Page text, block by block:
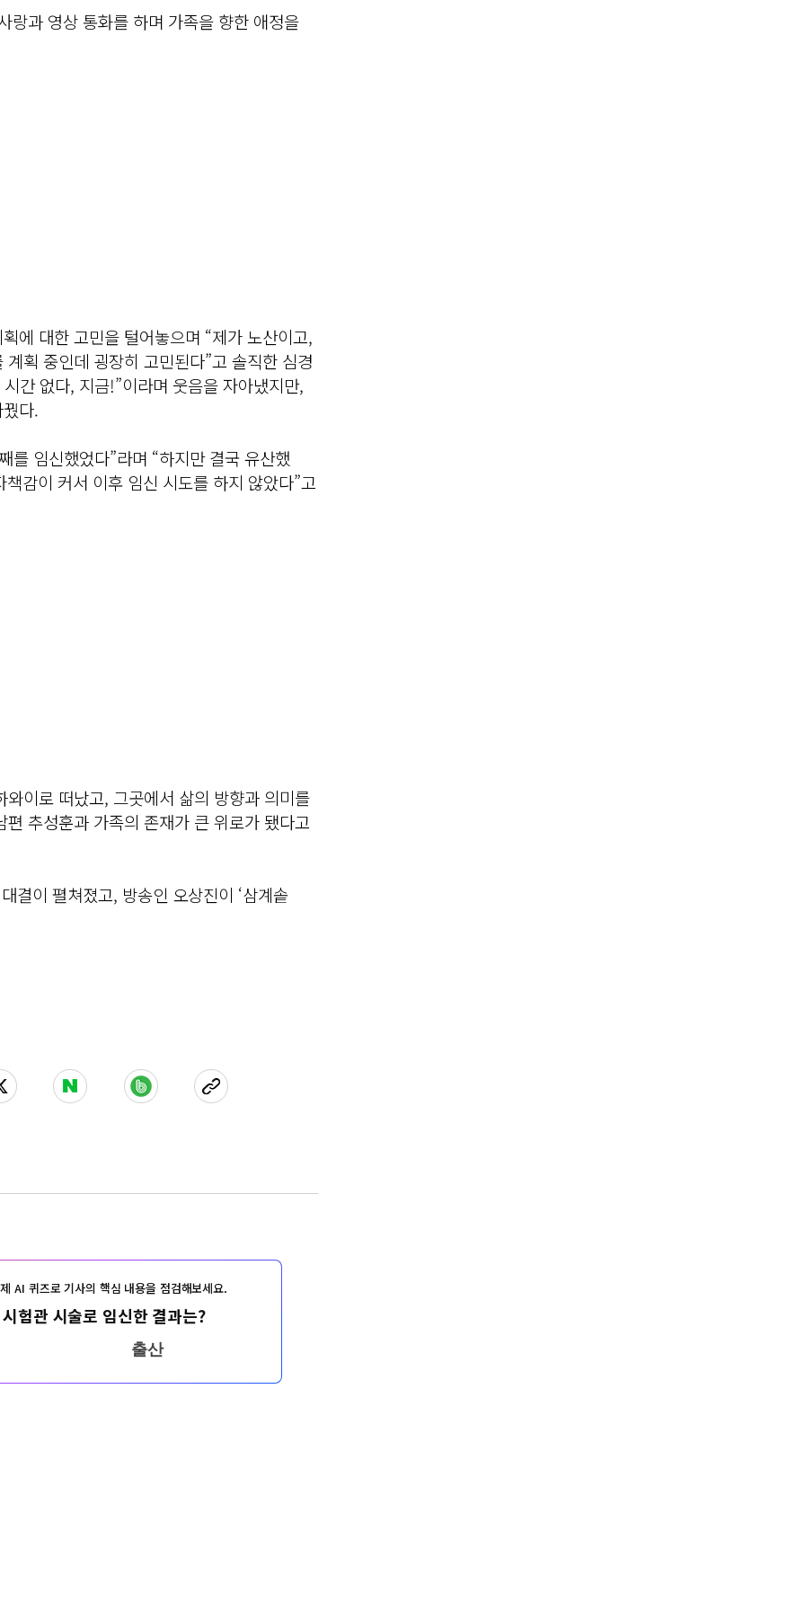
랑과 영상 통화를 하며 가족을 향한 애정을
에 대한 고민을 털어놓으며 “제가 노산이고,
획 중인데 굉장히 고민된다”고 솔직한 심경
간 없다, 지금!”이라며 웃음을 자아냈지만,
다.
를 임신했었다”라며 “하지만 결국 유산했
감이 커서 이후 임신 시도를 하지 않았다”고
이로 떠났고, 그곳에서 삶의 방향과 의미를
추성훈과 가족의 존재가 큰 위로가 됐다고
결이 펼쳐졌고, 방송인 오상진이 ‘삼계솥
AI 퀴즈로 기사의 핵심 내용을 점검해보세요.
험관 시술로 임신한 결과는?
출산